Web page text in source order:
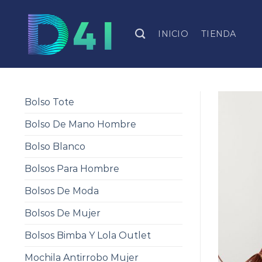
content
INICIO TIENDA
Bolso Tote
Bolso De Mano Hombre
Bolso Blanco
Bolsos Para Hombre
Bolsos De Moda
Bolsos De Mujer
Bolsos Bimba Y Lola Outlet
Mochila Antirrobo Mujer